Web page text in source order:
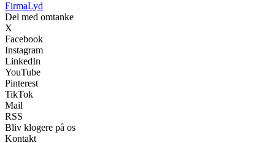
FirmaLyd
Del med omtanke
X
Facebook
Instagram
LinkedIn
YouTube
Pinterest
TikTok
Mail
RSS
Bliv klogere på os
Kontakt